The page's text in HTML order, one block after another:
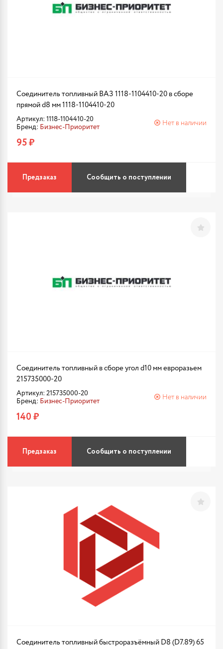
Соединитель топливный ВАЗ 1118-1104410-20 в сборе
прямой d8 мм 1118-1104410-20
Артикул: 1118-1104410-20
Бренд: Бизнес-Приоритет
Нет в наличии
95 ₽
Предзаказ Сообщить о поступлении
Соединитель топливный в сборе угол d10 мм евроразьем
215735000-20
Артикул: 215735000-20
Бренд: Бизнес-Приоритет
Нет в наличии
140 ₽
Предзаказ Сообщить о поступлении
Соединитель топливный быстроразъёмный D8 (D7.89) 65